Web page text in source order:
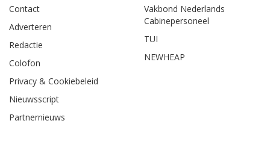
Contact
Adverteren
Redactie
Colofon
Privacy & Cookiebeleid
Nieuwsscript
Partnernieuws
Vakbond Nederlands
Cabinepersoneel
TUI
NEWHEAP